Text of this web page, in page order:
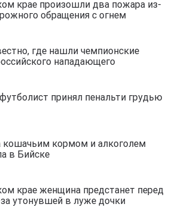
крае произошли два пожара из-
обращения с огнем
где нашли чемпионские
нападающего
принял пенальти грудью
кошачьим кормом и алкоголем
в Бийске
крае женщина предстанет перед
утонувшей в луже дочки